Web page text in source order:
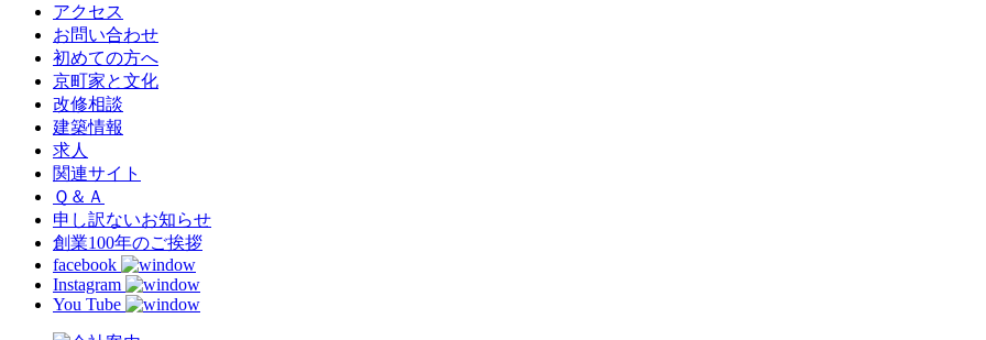
アクセス
お問い合わせ
初めての方へ
京町家と文化
改修相談
建築情報
求人
関連サイト
Ｑ＆Ａ
申し訳ないお知らせ
創業100年のご挨拶
facebook
Instagram
You Tube